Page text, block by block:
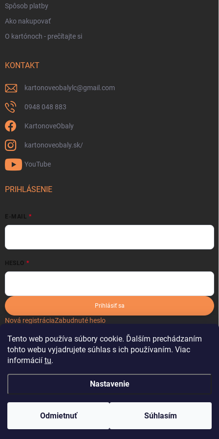
Tento web používa súbory cookie. Ďalším prechádzaním
tohto webu vyjadrujete súhlas s ich používaním. Viac
informácií tu.
Nastavenie
Odmietnuť Súhlasím
Spôsob platby
Ako nakupovať
O kartónoch - prečítajte si
KONTAKT
kartonoveobalylc@gmail.com
0948 048 883
KartonoveObaly
kartonoveobaly.sk/
YouTube
PRIHLÁSENIE
E-MAIL
HESLO
Prihlásiť sa
Nová registráciaZabudnuté heslo
Vytvoril Shoptet
Copyright 2026 kartonoveobaly.sk . Všetky práva vyhradené.